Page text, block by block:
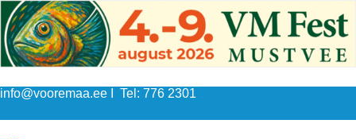
Skip
to
content
info@vooremaa.ee I Tel: 776 2301